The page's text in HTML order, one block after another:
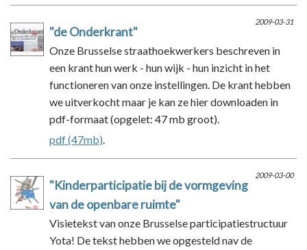
2009-03-31
"de Onderkrant"
Onze Brusselse straathoekwerkers beschreven in
een krant hun werk - hun wijk - hun inzicht in het
functioneren van onze instellingen. De krant hebben
we uitverkocht maar je kan ze hier downloaden in
pdf-formaat (opgelet: 47 mb groot).
pdf (47mb).
2009-03-00
"Kinderparticipatie bij de vormgeving
van de openbare ruimte"
Visietekst van onze Brusselse participatiestructuur
Yota! De tekst hebben we opgesteld nav de